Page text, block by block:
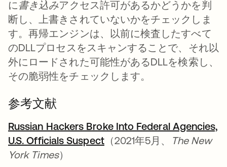
に書き込みアクセス許可があるかどうかを判
断し、上書きされていないかをチェックしま
す。再帰エンジンは、以前に検査したすべて
のDLLプロセスをスキャンすることで、それ以
外にロードされた可能性があるDLLを検索し、
その脆弱性をチェックします。
参考文献
Russian Hackers Broke Into Federal Agencies,
U.S. Officials Suspect新しいタブで開く
（2021年5月、
The New
York Times）